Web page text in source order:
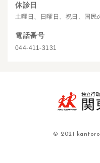
休診日
土曜日、日曜日、祝日、国民
電話番号
044-411-3131
© 2021